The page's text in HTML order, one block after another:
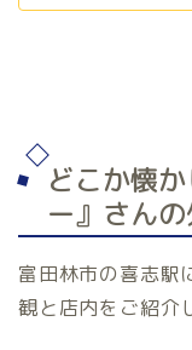
どこか懐
ー』さん
富田林市の喜志駅
観と店内をご紹介